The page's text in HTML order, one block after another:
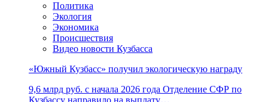
Политика
Экология
Экономика
Происшествия
Видео новости Кузбасса
«Южный Кузбасс» получил экологическую награду
9,6 млрд руб. с начала 2026 года Отделение СФР по
Кузбассу направило на выплату…